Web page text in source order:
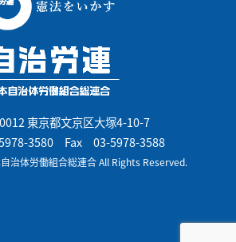
東京都文京区大塚4-10-7
3580Fax 03-5978-3588
治体労働組合総連合 All Rights Reserved.